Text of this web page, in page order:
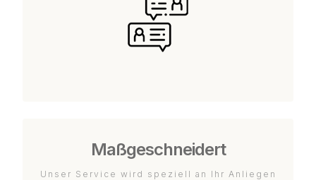
Maßgeschneidert
Unser Service wird speziell an Ihr Anliegen